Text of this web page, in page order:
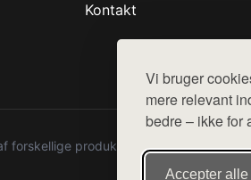
Vi bruger
mere relevant
bedre – ikke for
Accepter alle
Kontakt
produkter fra diverse